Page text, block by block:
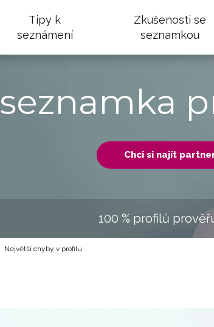
Tipy k
seznámení
Zkušenosti se
seznamkou
seznamka
Chci si najít
100 % profilů
Největší chyby v profilu